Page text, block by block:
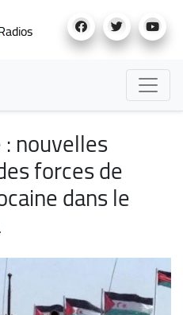
au
nouvelles
forces de
dans le